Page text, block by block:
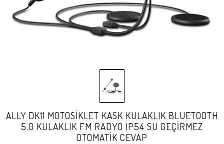
ALLY DK11 MOTOSİKLET KASK KULAKLIK BLUETOOTH
5.0 KULAKLIK FM RADYO IP54 SU GEÇİRMEZ
OTOMATİK CEVAP